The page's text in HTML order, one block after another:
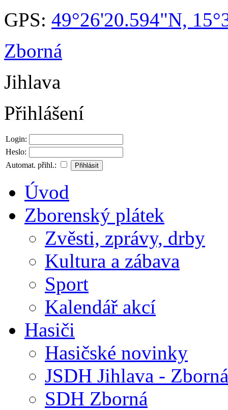
GPS: 49°26'20.594"N,
Zborná
Jihlava
Přihlášení
Login:
Heslo:
Automat. přihl.:
Úvod
Zborenský plátek
Zvěsti, zprávy, drby
Kultura a zábava
Sport
Kalendář akcí
Hasiči
Hasičské novinky
JSDH Jihlava - Zborná
SDH Zborná